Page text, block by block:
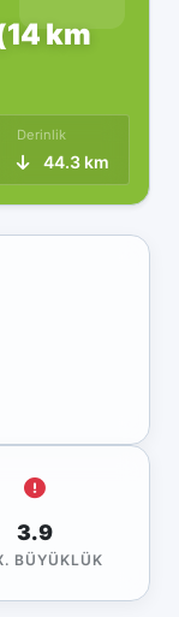
km
Derinlik
44.3 km
3.9
BÜYÜKLÜK